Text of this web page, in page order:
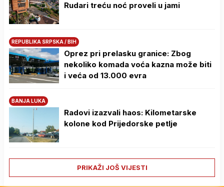
Rudari treću noć proveli u jami
REPUBLIKA SRPSKA / BIH
Oprez pri prelasku granice: Zbog
nekoliko komada voća kazna može biti
i veća od 13.000 evra
BANJA LUKA
Radovi izazvali haos: Kilometarske
kolone kod Prijedorske petlje
PRIKAŽI JOŠ VIJESTI